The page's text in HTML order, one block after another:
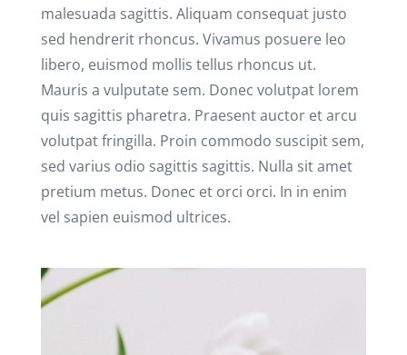
malesuada sagittis. Aliquam consequat justo
sed hendrerit rhoncus. Vivamus posuere leo
libero, euismod mollis tellus rhoncus ut.
Mauris a vulputate sem. Donec volutpat lorem
quis sagittis pharetra. Praesent auctor et arcu
volutpat fringilla. Proin commodo suscipit sem,
sed varius odio sagittis sagittis. Nulla sit amet
pretium metus. Donec et orci orci. In in enim
vel sapien euismod ultrices.